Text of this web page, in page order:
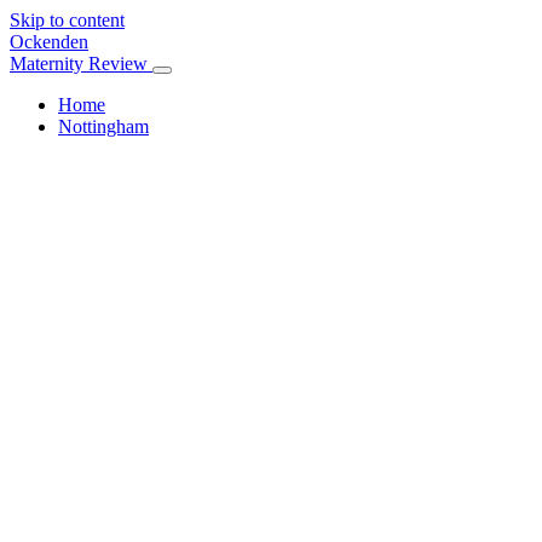
Skip to content
Ockenden
Maternity Review
Home
Nottingham